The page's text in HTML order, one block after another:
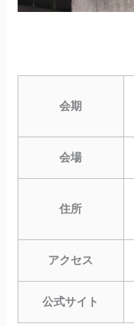
会期
会場
住所
アクセス
公式サイト